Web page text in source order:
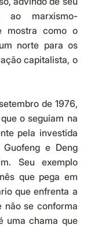
ao marxismo-
mostra como o
norte para os
capitalista, o
o seguiam na
pela investida
e Deng
Seu exemplo
que pega em
que enfrenta a
não se conforma
uma chama que